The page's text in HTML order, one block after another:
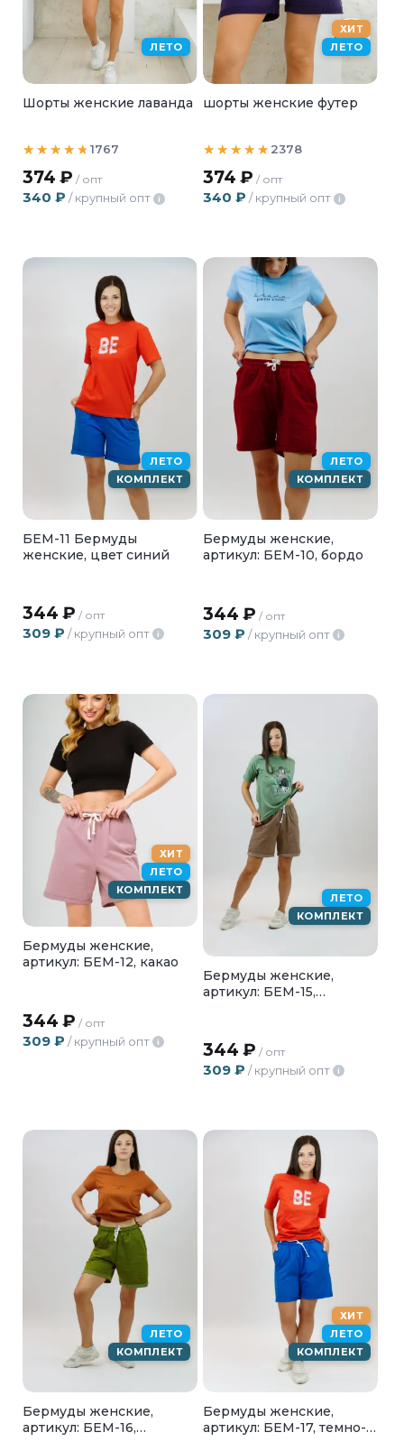
ЛЕТО
Шорты женские лаванда
1767
374 ₽ / опт
340 ₽ / крупный опт i
ХИТ
ЛЕТО
шорты женские футер
2378
374 ₽ / опт
340 ₽ / крупный опт i
ЛЕТО
КОМПЛЕКТ
БЕМ-11 Бермуды
женские, цвет синий
344 ₽ / опт
309 ₽ / крупный опт i
ЛЕТО
КОМПЛЕКТ
Бермуды женские,
артикул: БЕМ-10, бордо
344 ₽ / опт
309 ₽ / крупный опт i
ХИТ
ЛЕТО
КОМПЛЕКТ
Бермуды женские,
артикул: БЕМ-12, какао
344 ₽ / опт
309 ₽ / крупный опт i
ЛЕТО
КОМПЛЕКТ
Бермуды женские,
артикул: БЕМ-15,
344 ₽ / опт
309 ₽ / крупный опт i
ЛЕТО
КОМПЛЕКТ
Бермуды женские,
артикул: БЕМ-16,
ХИТ
ЛЕТО
КОМПЛЕКТ
Бермуды женские,
артикул: БЕМ-17, темно-